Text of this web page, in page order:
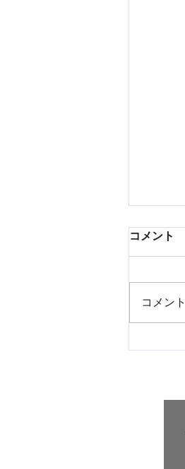
コメント
コメン